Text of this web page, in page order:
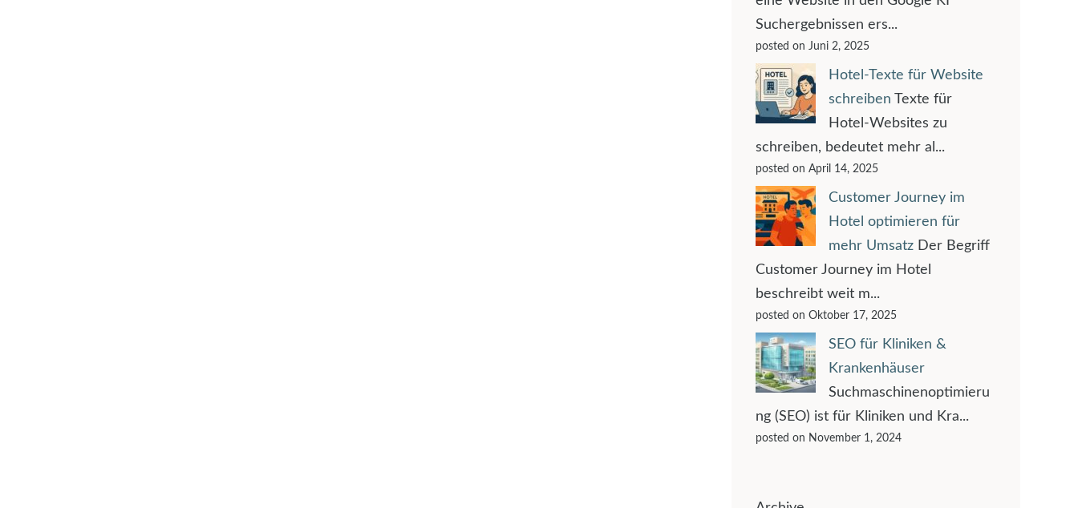
Suchergebnissen ers...
posted on Juni 2, 2025
Hotel-Texte für Website
schreiben Texte für
Hotel-Websites zu
schreiben, bedeutet mehr al...
posted on April 14, 2025
Customer Journey im
Hotel optimieren für
mehr Umsatz Der Begriff
Customer Journey im Hotel
beschreibt weit m...
posted on Oktober 17, 2025
SEO für Kliniken &
Krankenhäuser
Suchmaschinenoptimieru
ng (SEO) ist für Kliniken und Kra...
posted on November 1, 2024